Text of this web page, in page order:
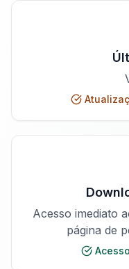
Acesso imediato
página de